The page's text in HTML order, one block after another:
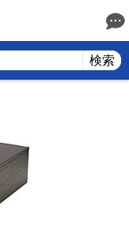
検索